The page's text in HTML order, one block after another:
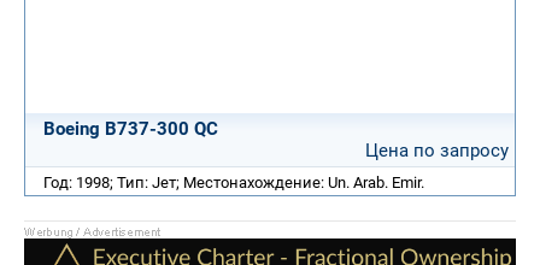
Boeing B737-300 QC
Цена по запросу
Год: 1998; Тип: Jет; Местонахождение: Un. Arab. Emir.